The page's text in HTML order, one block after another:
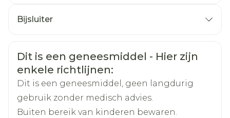
met het innemen van dit geneesmiddel en
volwassenen waren de bijwerkingen in
klinische studies ongeveer dezelfde als met
een namaaktablet. Echter, vermoeidheid,
droge mond en hoofdpijn werden vaker
gemeld dan met een namaaktablet. Bij
Merken Teva
Breedte
Bijsluiter
Veiligheidsinformatie
Dit is een geneesmiddel - Hier zijn
enkele richtlijnen:
Dit is een geneesmiddel, geen langdurig
gebruik zonder medisch advies.
Buiten bereik van kinderen bewaren.